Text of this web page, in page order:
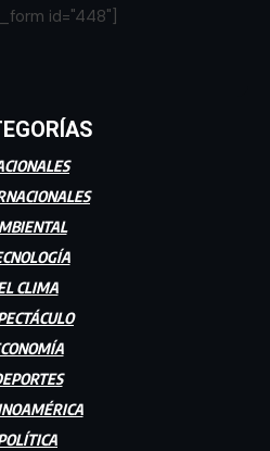
id="448"]
CLIMA